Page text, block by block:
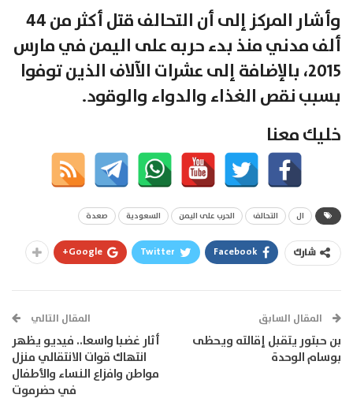
وأشار المركز إلى أن التحالف قتل أكثر من 44
ألف مدني منذ بدء حربه على اليمن في مارس
2015، بالإضافة إلى عشرات الآلاف الذين توفوا
بسبب نقص الغذاء والدواء والوقود.
خليك معنا
ال التحالف الحرب على اليمن السعودية صعدة
شارك Facebook
Twitter
Google+
المقال السابق
بن حبتور يتقبل إقالته ويحظى
بوسام الوحدة
المقال التالي
أثار غضبا واسعا.. فيديو يظهر
انتهاك قوات الانتقالي منزل
مواطن وافزاع النساء والأطفال
في حضرموت